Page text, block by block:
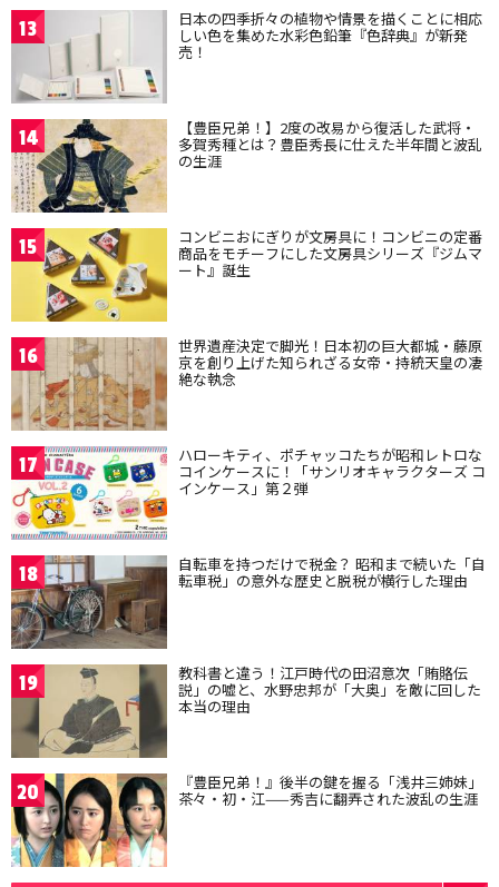
13 日本の四季折々の植物や情景を描くことに相応
しい色を集めた水彩色鉛筆『色辞典』が新発
売！
14 【豊臣兄弟！】2度の改易から復活した武将・
多賀秀種とは？豊臣秀長に仕えた半年間と波乱
の生涯
15 コンビニおにぎりが文房具に！コンビニの定番
商品をモチーフにした文房具シリーズ『ジムマ
ート』誕生
16 世界遺産決定で脚光！日本初の巨大都城・藤原
京を創り上げた知られざる女帝・持統天皇の凄
絶な執念
17 ハローキティ、ポチャッコたちが昭和レトロな
コインケースに！「サンリオキャラクターズ コ
インケース」第２弾
18 自転車を持つだけで税金？ 昭和まで続いた「自
転車税」の意外な歴史と脱税が横行した理由
19 教科書と違う！江戸時代の田沼意次「賄賂伝
説」の嘘と、水野忠邦が「大奥」を敵に回した
本当の理由
20 『豊臣兄弟！』後半の鍵を握る「浅井三姉妹」
茶々・初・江——秀吉に翻弄された波乱の生涯